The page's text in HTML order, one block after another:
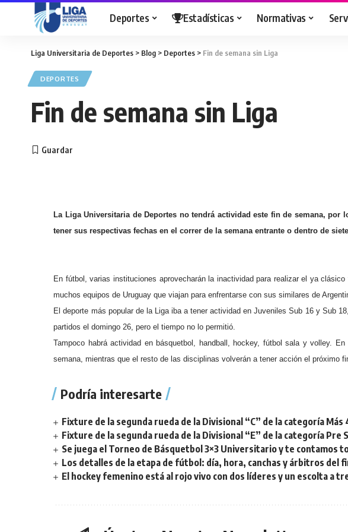
Deportes Estadísticas Normativas
Liga Universitaria de Deportes > Blog > Deportes > Fin de semana sin Liga
DEPORTES
Fin de semana sin Liga
La Liga Universitaria de Deportes no tendrá actividad este fin de semana, por
tener sus respectivas fechas en el correr de la semana entrante o dentro de
En fútbol, varias instituciones aprovecharán la inactividad para realizar el ya
muchos equipos de Uruguay que viajan para enfrentarse con sus similares de
El deporte más popular de la Liga iba a tener actividad en Juveniles Sub 16 y Sub
partidos el domingo 26, pero el tiempo no lo permitió.
Tampoco habrá actividad en básquetbol, handball, hockey, fútbol sala y volley.
semana, mientras que el resto de las disciplinas volverán a tener acción el próximo
Podría interesarte
Fixture de la segunda rueda de la Divisional “C” de la categoría Más
Fixture de la segunda rueda de la Divisional “E” de la categoría Pre
Se juega el Torneo de Básquetbol 3×3 Universitario y te contamos
Los detalles de la etapa de fútbol: día, hora, canchas y árbitros del
El hockey femenino está al rojo vivo con dos líderes y un escolta a